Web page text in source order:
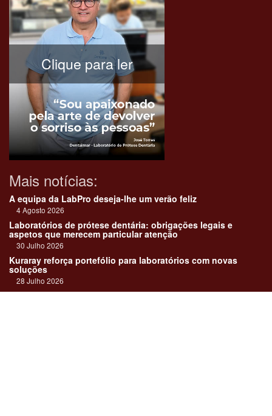
Clique para ler
Mais notícias:
A equipa da LabPro deseja-lhe um verão feliz
4 Agosto 2026
Laboratórios de prótese dentária: obrigações legais e
aspetos que merecem particular atenção
30 Julho 2026
Kuraray reforça portefólio para laboratórios com novas
soluções
28 Julho 2026
"Devemos encarar cada caso como uma história construída